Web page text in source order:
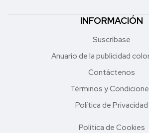
INFORMACIÓN
Suscríbase
Anuario de la publicidad
Contáctenos
Términos y
Política de Privacidad
Política de Cookies